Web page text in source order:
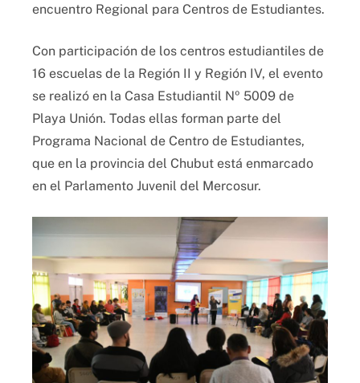
encuentro Regional para Centros de Estudiantes.
Con participación de los centros estudiantiles de
16 escuelas de la Región II y Región IV, el evento
se realizó en la Casa Estudiantil Nº 5009 de
Playa Unión. Todas ellas forman parte del
Programa Nacional de Centro de Estudiantes,
que en la provincia del Chubut está enmarcado
en el Parlamento Juvenil del Mercosur.